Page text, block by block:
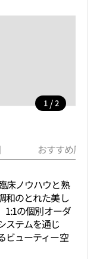
1 / 2
おすすめ周辺
床ノウハウと熟
和のとれた美し
1:1の個別オーダ
ステムを通じ
ビューティー空